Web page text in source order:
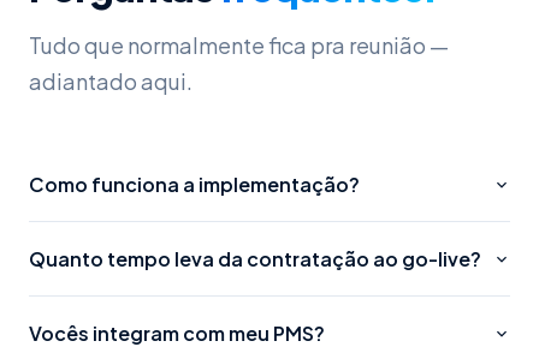
suporte constante, atento e muito eficiente com
nossa empresa. Sem dúvida, foi um investimento
que trouxe resultados práticos e imediatos, e
que elevou nosso padrão de atendimento.
Tudo que normalmente fica pra reunião —
adiantado aqui.
Como funciona a implementação?
Quanto tempo leva da contratação ao go-live?
Vocês integram com meu PMS?